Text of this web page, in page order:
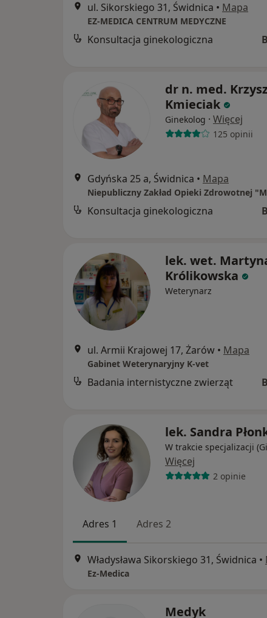
ul. Sikorskiego 31, Świdnica • Mapa
EZ-MEDICA CENTRUM MEDYCZNE
Konsultacja ginekologiczna
dr n. med.
Kmieciak
Ginekolog · Więcej
125 opinii
Gdyńska 25 a, Świdnica • Mapa
Niepubliczny Zakład Opieki Zdrowotnej
Konsultacja ginekologiczna
lek. wet.
Królikowska
Weterynarz
ul. Armii Krajowej 17, Żarów • Mapa
Gabinet Weterynaryjny K-vet
Badania internistyczne zwierząt
lek. Sandra
W trakcie specjalizacji
Więcej
2 opinie
Adres 1 Adres 2
Władysława Sikorskiego 31, Świdnica •
Ez-Medica
Medyk